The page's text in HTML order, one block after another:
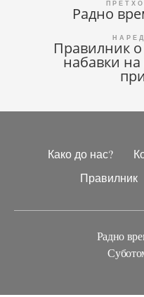
Кретање
чланка
Радно
Правилник
набавки на
Како до нас?
Правилник
Радно